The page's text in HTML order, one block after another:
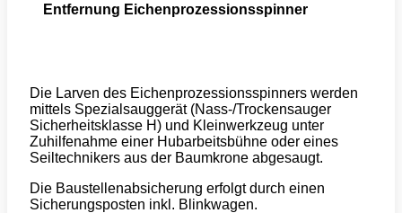
Entfernung Eichenprozessionsspinner
Die Larven des Eichenprozessionsspinners werden
mittels Spezialsauggerät (Nass-/Trockensauger
Sicherheitsklasse H) und Kleinwerkzeug unter
Zuhilfenahme einer Hubarbeitsbühne oder eines
Seiltechnikers aus der Baumkrone abgesaugt.
Die Baustellenabsicherung erfolgt durch einen
Sicherungsposten inkl. Blinkwagen.